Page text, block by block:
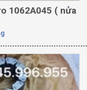
1062A045 ( nửa